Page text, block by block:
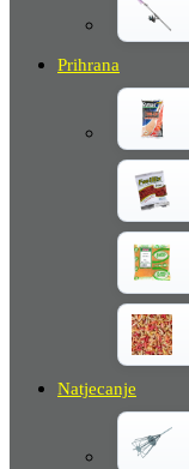
Prihrana
Natjecanje